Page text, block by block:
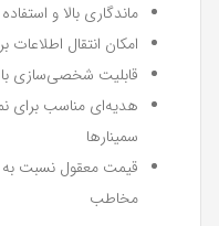
ماندگاری بالا و
امکان انتقال
قابلیت شخصی‌سازی
هدیه‌ای مناسب برای
سمینارها
قیمت معقول نسبت به
مخاطب